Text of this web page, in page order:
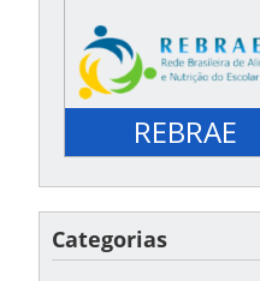
REBRAE
Categorias